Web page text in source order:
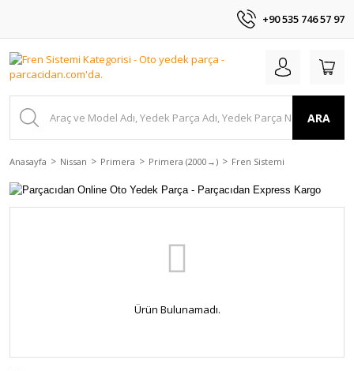
+90 535 746 57 97
ARA
Anasayfa Nissan Primera Primera (2000→) Fren Sistemi
Ürün Bulunamadı.